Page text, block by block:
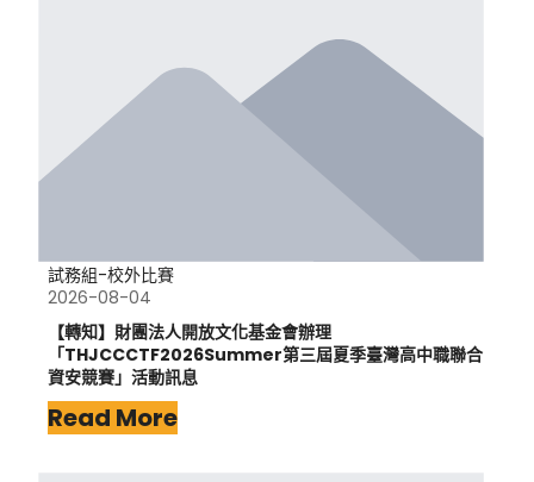
試務組-校外比賽
2026-08-04
【轉知】財團法人開放文化基金會辦理
「THJCCCTF2026Summer第三屆夏季臺灣高中職聯合
資安競賽」活動訊息
Read More